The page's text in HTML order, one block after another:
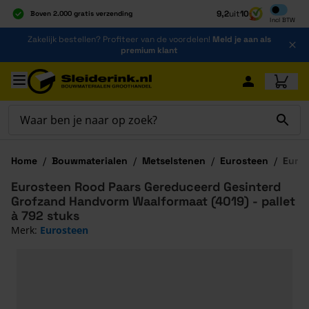
Boven 2.000 gratis verzending
Al 40 jaar dé specialist
Alles onder één dak
9,2uit10
Incl BTW
Inclusief
Ga naar de inhoud
Zakelijk bestellen? Profiteer van de voordelen! Meld je aan als
premium klant
Ga naar hoofdinhoud
Home / Bouwmaterialen / Metselstenen / Eurosteen /
Eurosteen Rood Paars Gereduceerd Gesinterd
Grofzand Handvorm Waalformaat (4019) - pallet
à 792 stuks
Merk: Eurosteen